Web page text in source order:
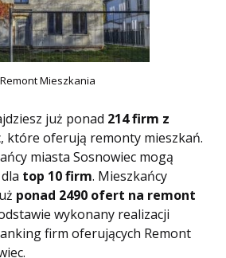
Remont Mieszkania
już ponad 214 firm z
które oferują remonty mieszkań.
miasta Sosnowiec mogą
top 10 firm. Mieszkańcy
ponad 2490 ofert na remont
wykonany realizacji
firm oferujących Remont